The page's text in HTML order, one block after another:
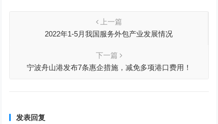
上一篇
2022年1-5月我国服务外包产业发展情况
下一篇
宁波舟山港发布7条惠企措施，减免多项港口费用！
发表回复